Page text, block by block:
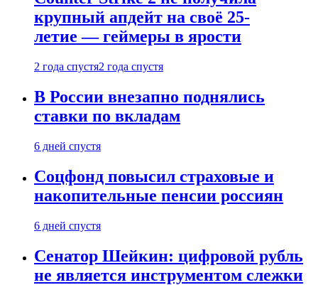
крупный апдейт на своё 25-
летие — геймеры в ярости
2 года спустя2 года спустя
В России внезапно поднялись
ставки по вкладам
6 дней спустя
Соцфонд повысил страховые и
накопительные пенсии россиян
6 дней спустя
Сенатор Шейкин: цифровой рубль
не является инструментом слежки